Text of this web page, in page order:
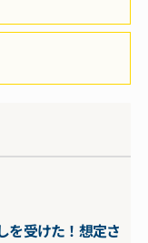
を受けた！想定さ